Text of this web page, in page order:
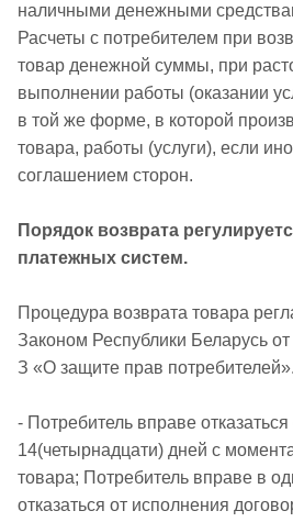
наличными денежными
Расчеты с потребителем при
товар денежной суммы, при
выполнении работы (оказании
в той же форме, в которой
товара, работы (услуги), если
соглашением сторон.
Порядок возврата
платежных систем.
Процедура возврата товара
Законом Республики Беларусь
З «О защите прав потребителей».
- Потребитель вправе
14(четырнадцати) дней с
товара; Потребитель вправе в
отказаться от исполнения